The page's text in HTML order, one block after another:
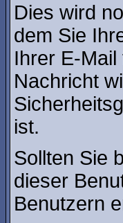
Dies wird
dem Sie
Ihrer E-
Nachricht
ist.
Sollten Sie
dieser
Benutzern